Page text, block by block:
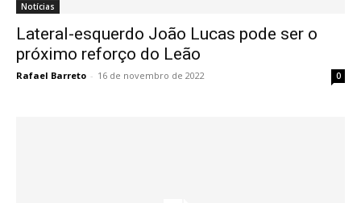
Notícias
Lateral-esquerdo João Lucas pode ser o
próximo reforço do Leão
Rafael Barreto - 16 de novembro de 2022 0